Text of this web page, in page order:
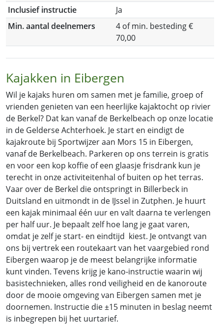
Inclusief instructie
Ja
Min. aantal deelnemers
4 of min. besteding €
70,00
Kajakken in Eibergen
Wil je kajaks huren om samen met je familie, groep of
vrienden genieten van een heerlijke kajaktocht op rivier
de Berkel? Dat kan vanaf de Berkelbeach op onze locatie
in de Gelderse Achterhoek. Je start en eindigt de
kajakroute bij Sportwijzer aan Mors 15 in Eibergen,
vanaf de Berkelbeach. Parkeren op ons terrein is gratis
en voor een kop koffie of een glaasje frisdrank kun je
terecht in onze activiteitenhal of buiten op het terras.
Vaar over de Berkel die ontspringt in Billerbeck in
Duitsland en uitmondt in de IJssel in Zutphen. Je huurt
een kajak minimaal één uur en valt daarna te verlengen
per half uur. Je bepaalt zelf hoe lang je gaat varen,
omdat je zelf je start- en eindtijd kiest. Je ontvangt van
ons bij vertrek een routekaart van het vaargebied rond
Eibergen waarop je de meest belangrijke informatie
kunt vinden. Tevens krijg je kano-instructie waarin wij
basistechnieken, alles rond veiligheid en de kanoroute
door de mooie omgeving van Eibergen samen met je
doornemen. Instructie die ±15 minuten in beslag neemt
is inbegrepen bij het uurtarief.